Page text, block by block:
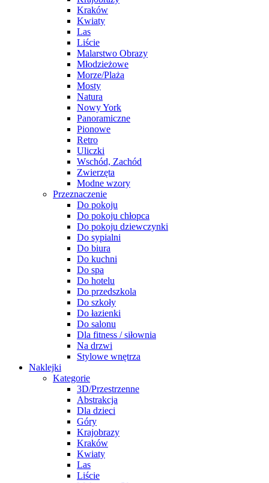
Kraków
Kwiaty
Las
Liście
Malarstwo Obrazy
Młodzieżowe
Morze/Plaża
Mosty
Natura
Nowy York
Panoramiczne
Pionowe
Retro
Uliczki
Wschód, Zachód
Zwierzęta
Modne wzory
Przeznaczenie
Do pokoju
Do pokoju chłopca
Do pokoju dziewczynki
Do sypialni
Do biura
Do kuchni
Do spa
Do hotelu
Do przedszkola
Do szkoły
Do łazienki
Do salonu
Dla fitness / siłownia
Na drzwi
Stylowe wnętrza
Naklejki
Kategorie
3D/Przestrzenne
Abstrakcja
Dla dzieci
Góry
Krajobrazy
Kraków
Kwiaty
Las
Liście